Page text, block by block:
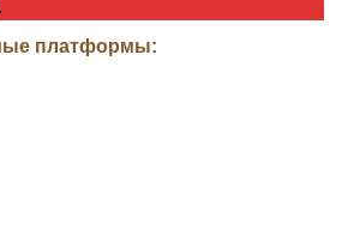
платформы: